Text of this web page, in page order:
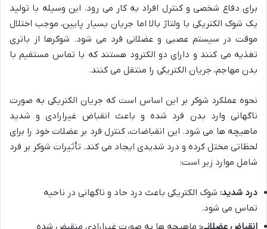
برای دفاع شخصی و کنترل افراد به کار می رود. این وسیله با تولید
یک شوک الکتریکی با ولتاژ بالا اما جریان بسیار پایین، موجب اختلال
موقت در سیستم عصبی و عضلانی فرد می شود. شوکرها از باتری
تغذیه می کنند و دارای دو الکترود هستند که با تماس مستقیم با
بدن مهاجم، جریان الکتریکی را منتقل می کنند.
نحوه عملکرد شوکر بر این اساس است که جریان الکتریکی به صورت
ناگهانی وارد بدن فرد شده و باعث انقباض غیرارادی و شدید
ماهیچه ها می شود. این انقباضات، کنترل فرد بر عضلات خود را برای
لحظاتی مختل کرده و درد شدیدی ایجاد می کند. تأثیرات شوکر بر فرد
شامل موارد زیر است:
درد شدید: شوک الکتریکی باعث درد حاد و ناگهانی در ناحیه
تماس می شود.
انقباض عضلانی: ماهیچه ها به صورت غیرارادی منقبض شده